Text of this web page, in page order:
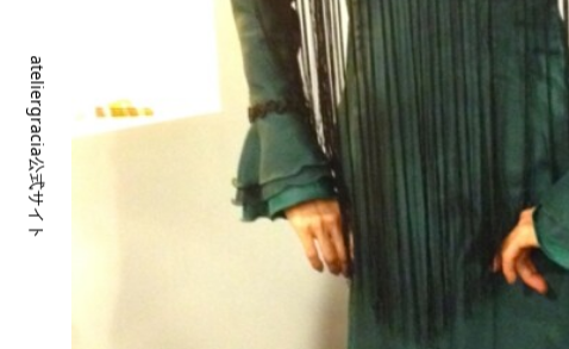
ateliergracia公式サイト